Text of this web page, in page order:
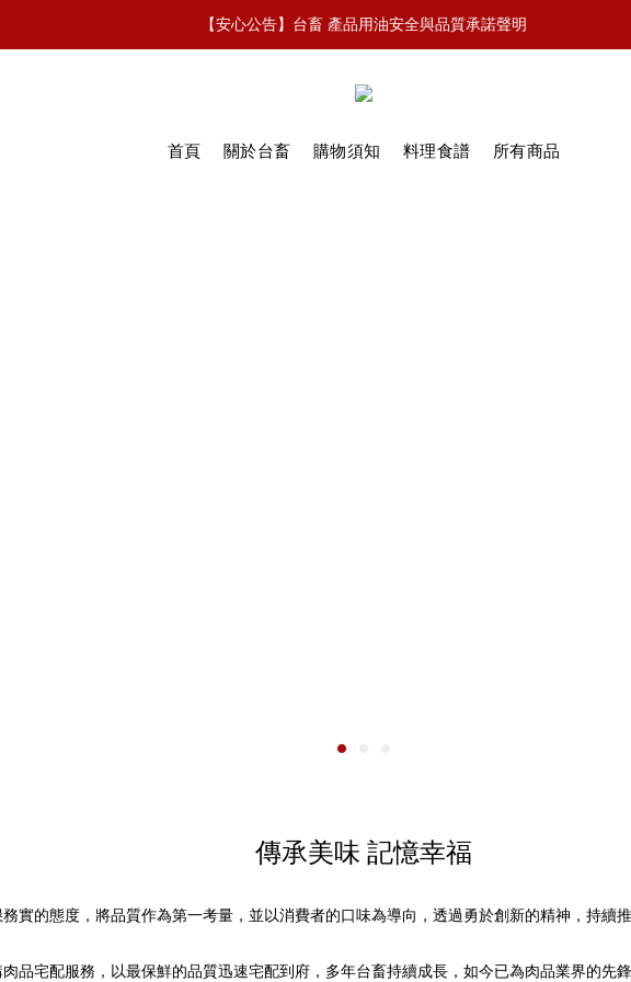
\ 加𝙇𝙄𝙉𝙀好友 拿免費無骨排骨 /
【安心公告】台畜 產品用油安全與品質承諾聲明
首頁 關於台畜 購物須知 料理食譜 所有商品
傳承美味 記憶幸福
實的態度，將品質作為第一考量，並以消費者的口味為導向，透過勇於創新的精神，持續
品宅配服務，以最保鮮的品質迅速宅配到府，多年台畜持續成長，如今已為肉品業界的先